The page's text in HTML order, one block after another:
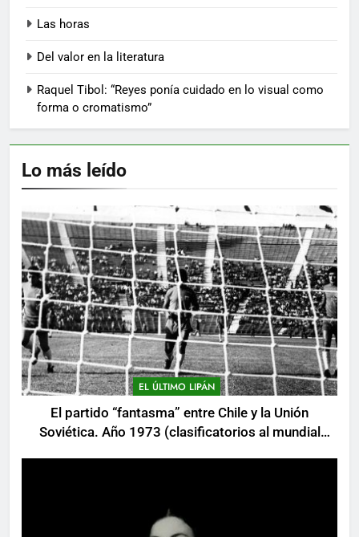
Las horas
Del valor en la literatura
Raquel Tibol: “Reyes ponía cuidado en lo visual como
forma o cromatismo”
Lo más leído
EL ÚLTIMO LIPÁN
El partido “fantasma” entre Chile y la Unión
Soviética. Año 1973 (clasificatorios al mundial